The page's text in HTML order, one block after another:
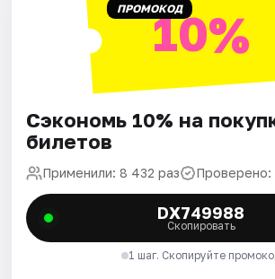
ПРОМОКОД10%
Сэкономь 10% на
билетов
Применили: 8 432 раз Проверено:
DX749988
Скопировать
1 шаг. Скопируйте